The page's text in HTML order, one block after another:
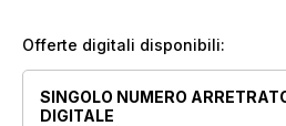
Oxfordshire forest. Special
Offerte digitali disponibili:
SINGOLO NUMERO
DIGITALE